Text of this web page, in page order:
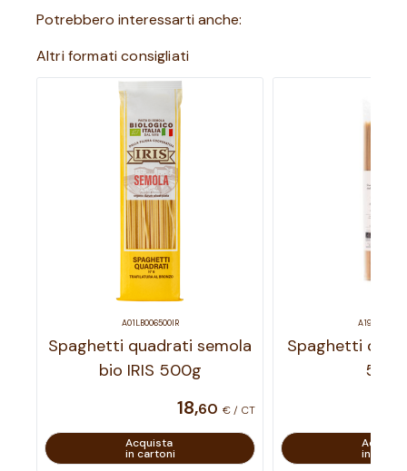
Potrebbero interessarti anche:
Altri formati consigliati
A01LB006500IR
Spaghetti quadrati semola
bio IRIS 500g
18,60 € / CT
Acquista
in cartoni
Spaghetti
500g
in